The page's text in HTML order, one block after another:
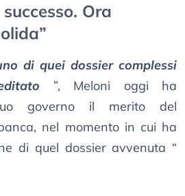
Ora
di quei dossier complessi
”, Meloni oggi ha
governo il merito del
nel momento in cui ha
di quel dossier avvenuta “